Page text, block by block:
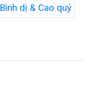
Bình dị & Cao quý